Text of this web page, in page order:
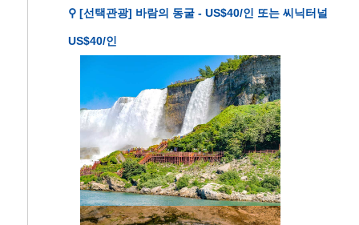
⚲ [선택관광] 바람의 동굴 - US$40/인 또는 씨닉터널
US$40/인